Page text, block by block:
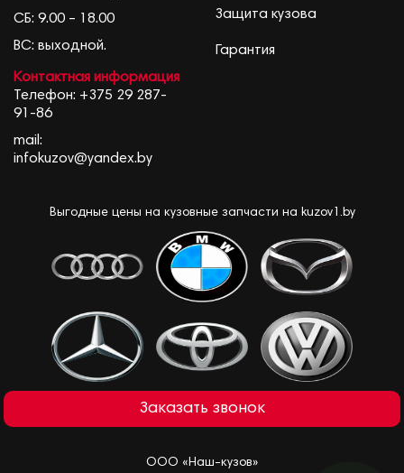
СБ: 9.00 – 18.00
ВС: выходной.
Контактная информация
Телефон: +375 29 287-
91-86
mail:
infokuzov@yandex.by
Защита кузова
Гарантия
Выгодные цены на кузовные запчасти на kuzov1.by
Заказать звонок
ООО «Наш-кузов»